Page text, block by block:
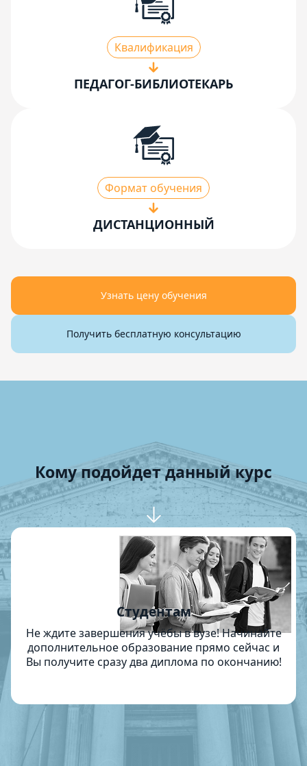
Квалификация
ПЕДАГОГ-БИБЛИОТЕКАРЬ
Формат обучения
ДИСТАНЦИОННЫЙ
Узнать цену обучения
Получить бесплатную консультацию
Кому подойдет данный курс
Студентам
Не ждите завершения учёбы в вузе! Начинайте
дополнительное образование прямо сейчас и
Вы получите сразу два диплома по окончанию!